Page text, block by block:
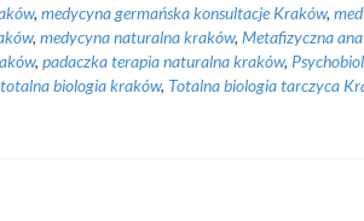
, medycyna germańska konsultacje Kraków,
, medycyna naturalna kraków, Metafizyczna
, padaczka terapia naturalna kraków,
totalna biologia kraków, Totalna biologia tarczyca